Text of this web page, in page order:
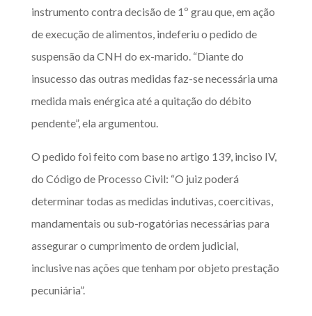
instrumento contra decisão de 1º grau que, em ação
de execução de alimentos, indeferiu o pedido de
suspensão da CNH do ex-marido. “Diante do
insucesso das outras medidas faz-se necessária uma
medida mais enérgica até a quitação do débito
pendente”, ela argumentou.
O pedido foi feito com base no artigo 139, inciso IV,
do Código de Processo Civil: “O juiz poderá
determinar todas as medidas indutivas, coercitivas,
mandamentais ou sub-rogatórias necessárias para
assegurar o cumprimento de ordem judicial,
inclusive nas ações que tenham por objeto prestação
pecuniária”.